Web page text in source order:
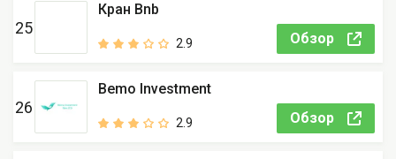
25
Кран Bnb
2.9 Обзор
26
Bemo Investment
2.9 Обзор